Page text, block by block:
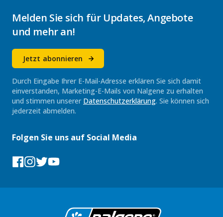
Melden Sie sich für Updates, Angebote
und mehr an!
Jetzt abonnieren
Durch Eingabe Ihrer E-Mail-Adresse erklären Sie sich damit
einverstanden, Marketing-E-Mails von Nalgene zu erhalten
und stimmen unserer Datenschutzerklärung. Sie können sich
jederzeit abmelden.
Folgen Sie uns auf Social Media
Facebook
Instagram
Tumblr
YouTube